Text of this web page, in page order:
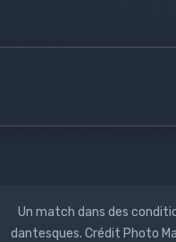
Un match dans des
dantesques. Crédit Photo